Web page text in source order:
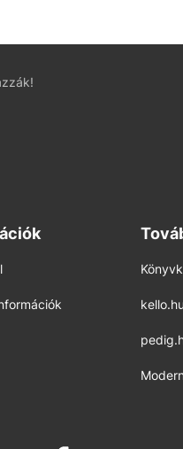
kello.hu